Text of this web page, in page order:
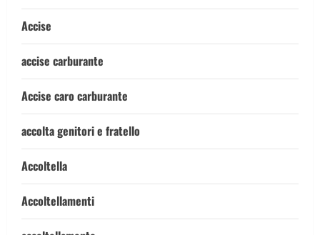
Accise
accise carburante
Accise caro carburante
accolta genitori e fratello
Accoltella
Accoltellamenti